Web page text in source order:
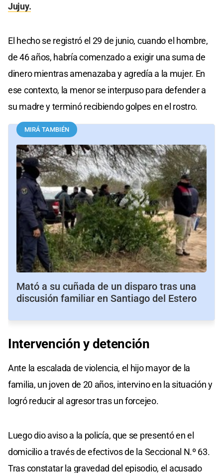
Jujuy.
El hecho se registró el 29 de junio, cuando el hombre,
de 46 años, habría comenzado a exigir una suma de
dinero mientras amenazaba y agredía a la mujer. En
ese contexto, la menor se interpuso para defender a
su madre y terminó recibiendo golpes en el rostro.
MIRÁ TAMBIÉN
Mató a su cuñada de un disparo tras una
discusión familiar en Santiago del Estero
Intervención y detención
Ante la escalada de violencia, el hijo mayor de la
familia, un joven de 20 años, intervino en la situación y
logró reducir al agresor tras un forcejeo.
Luego dio aviso a la policía, que se presentó en el
domicilio a través de efectivos de la Seccional N.º 63.
Tras constatar la gravedad del episodio, el acusado